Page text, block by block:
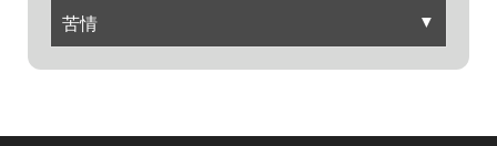
苦情 ▼